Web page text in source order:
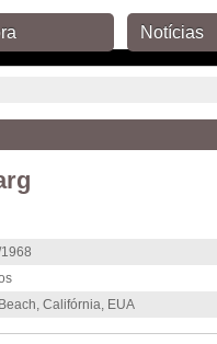
Califórnia, EUA
Notícias